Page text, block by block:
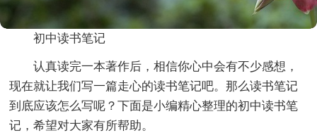
初中读书笔记
认真读完一本著作后，相信你心中会有不少感想，
现在就让我们写一篇走心的读书笔记吧。那么读书笔记
到底应该怎么写呢？下面是小编精心整理的初中读书笔
记，希望对大家有所帮助。